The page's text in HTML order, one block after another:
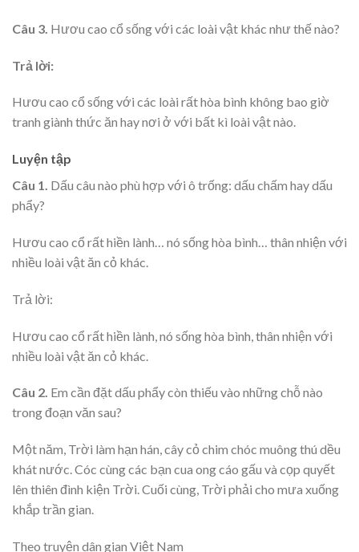
Câu 3. Hươu cao cổ sống với các loài vật khác như thế nào?
Trả lời:
Hươu cao cổ sống với các loài rất hòa bình không bao giờ
tranh giành thức ăn hay nơi ở với bất kì loài vật nào.
Luyện tập
Câu 1. Dấu câu nào phù hợp với ô trống: dấu chấm hay dấu
phẩy?
Hươu cao cổ rất hiền lành… nó sống hòa bình… thân nhiện với
nhiều loài vật ăn cỏ khác.
Trả lời:
Hươu cao cổ rất hiền lành, nó sống hòa bình, thân nhiện với
nhiều loài vật ăn cỏ khác.
Câu 2. Em cần đặt dấu phẩy còn thiếu vào những chỗ nào
trong đoạn văn sau?
Một năm, Trời làm hạn hán, cây cỏ chim chóc muông thú dều
khát nước. Cóc cùng các bạn cua ong cáo gấu và cọp quyết
lên thiên đình kiện Trời. Cuối cùng, Trời phải cho mưa xuống
khắp trần gian.
Theo truyện dân gian Việt Nam